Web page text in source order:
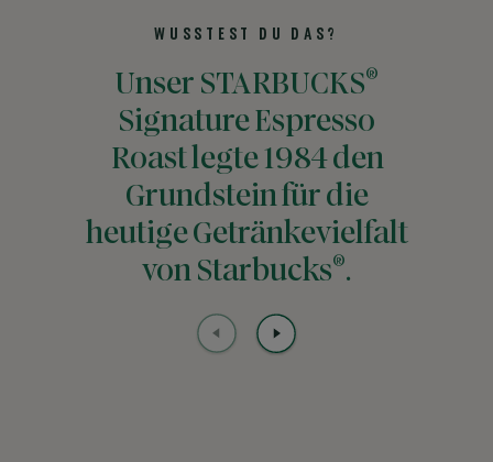
WUSSTEST DU DAS?
Unser STARBUCKS®
Signature Espresso
Roast legte 1984 den
Grundstein für die
heutige Getränkevielfalt
von Starbucks®.